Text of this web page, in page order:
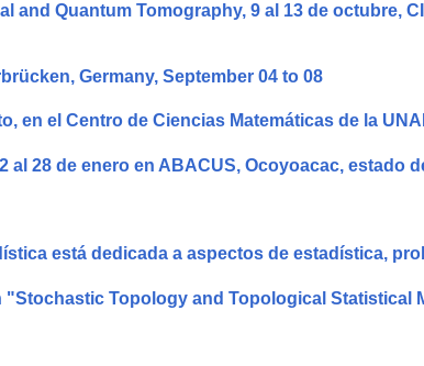
Quantum Tomography, 9 al 13 de octubre,
Germany, September 04 to 08
en el Centro de Ciencias Matemáticas de la
al 28 de enero en ABACUS, Ocoyoacac, estado
está dedicada a aspectos de estadística,
Topology and Topological Statistical